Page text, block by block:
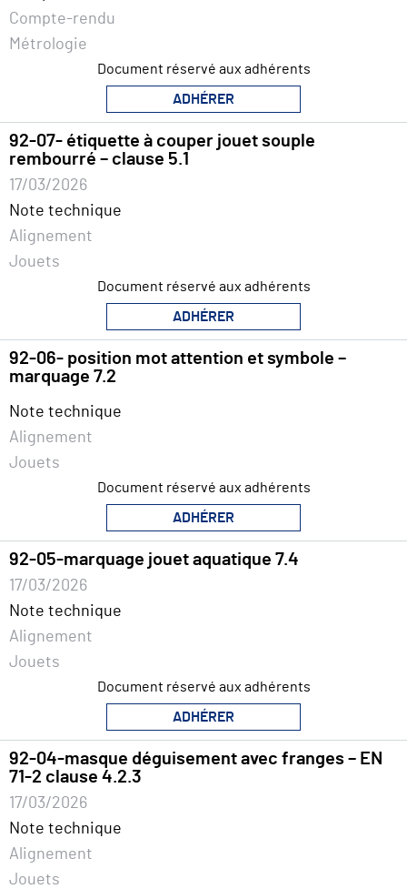
Compte-rendu
Métrologie
Document réservé aux adhérents
ADHÉRER
92-07- étiquette à couper jouet souple
rembourré – clause 5.1
17/03/2026
Note technique
Alignement
Jouets
Document réservé aux adhérents
ADHÉRER
92-06- position mot attention et symbole –
marquage 7.2
Note technique
Alignement
Jouets
Document réservé aux adhérents
ADHÉRER
92-05-marquage jouet aquatique 7.4
17/03/2026
Note technique
Alignement
Jouets
Document réservé aux adhérents
ADHÉRER
92-04-masque déguisement avec franges – EN
71-2 clause 4.2.3
17/03/2026
Note technique
Alignement
Jouets